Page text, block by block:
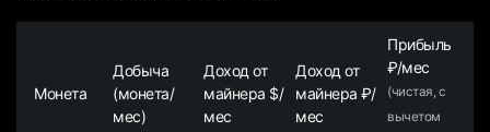
Монета
Добыча
(монета/
мес)
Доход от
майнера $/
мес
Доход от
майнера ₽/
мес
Прибыль
₽/мес
(чистая, с
вычетом